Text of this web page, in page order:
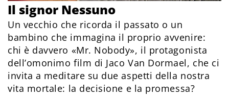
Il signor Nessuno
Un vecchio che ricorda il passato o un
bambino che immagina il proprio avvenire:
chi è davvero «Mr. Nobody», il protagonista
dell’omonimo film di Jaco Van Dormael, che ci
invita a meditare su due aspetti della nostra
vita mortale: la decisione e la promessa?